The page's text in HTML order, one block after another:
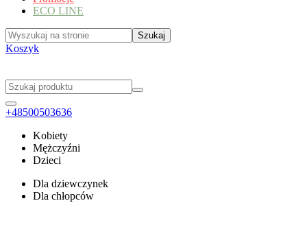
ECO LINE
Koszyk
+48500503636
Kobiety
Mężczyźni
Dzieci
Dla dziewczynek
Dla chłopców